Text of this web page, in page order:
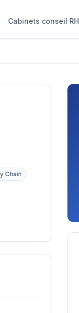
Cabinets conseil RH
Chain